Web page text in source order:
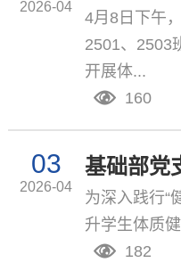
2026-04
4月8日下午
2501、2503
开展体...
160
03
2026-04
基础部党
为深入践行“
升学生体质
182